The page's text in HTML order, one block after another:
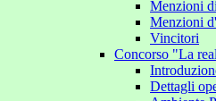
Menzioni
Menzioni
Vincitori
Concorso "La
Dettagli